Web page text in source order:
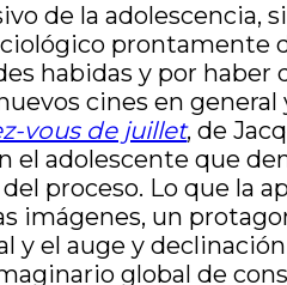
de la adolescencia,
prontamente
habidas y por
cines en general
vous de juillet, de
el adolescente que
proceso. Lo que la
imágenes, un
y el auge y
global de